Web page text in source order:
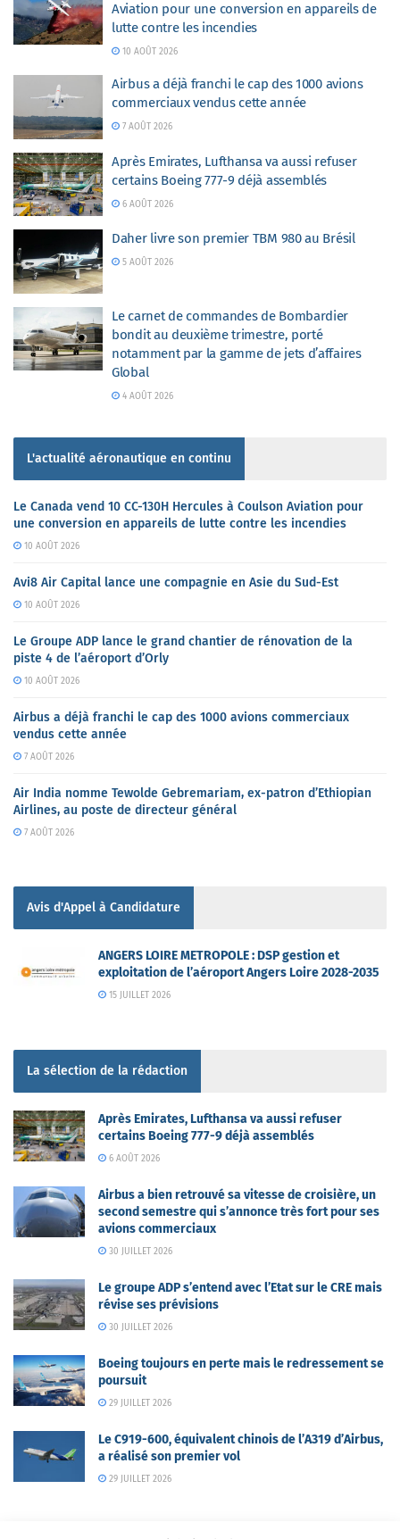
Aviation pour une conversion en appareils de
lutte contre les incendies
10 AOÛT 2026
Airbus a déjà franchi le cap des 1000 avions
commerciaux vendus cette année
7 AOÛT 2026
Après Emirates, Lufthansa va aussi refuser
certains Boeing 777-9 déjà assemblés
6 AOÛT 2026
Daher livre son premier TBM 980 au Brésil
5 AOÛT 2026
Le carnet de commandes de Bombardier
bondit au deuxième trimestre, porté
notamment par la gamme de jets d’affaires
Global
4 AOÛT 2026
L'actualité aéronautique en continu
Le Canada vend 10 CC-130H Hercules à Coulson Aviation pour
une conversion en appareils de lutte contre les incendies
10 AOÛT 2026
Avi8 Air Capital lance une compagnie en Asie du Sud-Est
10 AOÛT 2026
Le Groupe ADP lance le grand chantier de rénovation de la
piste 4 de l’aéroport d’Orly
10 AOÛT 2026
Airbus a déjà franchi le cap des 1000 avions commerciaux
vendus cette année
7 AOÛT 2026
Air India nomme Tewolde Gebremariam, ex-patron d’Ethiopian
Airlines, au poste de directeur général
7 AOÛT 2026
Avis d'Appel à Candidature
ANGERS LOIRE METROPOLE : DSP gestion et
exploitation de l’aéroport Angers Loire 2028-2035
15 JUILLET 2026
La sélection de la rédaction
Après Emirates, Lufthansa va aussi refuser
certains Boeing 777-9 déjà assemblés
6 AOÛT 2026
Airbus a bien retrouvé sa vitesse de croisière, un
second semestre qui s’annonce très fort pour ses
avions commerciaux
30 JUILLET 2026
Le groupe ADP s’entend avec l’Etat sur le CRE mais
révise ses prévisions
30 JUILLET 2026
Boeing toujours en perte mais le redressement se
poursuit
29 JUILLET 2026
Le C919-600, équivalent chinois de l’A319 d’Airbus,
a réalisé son premier vol
29 JUILLET 2026